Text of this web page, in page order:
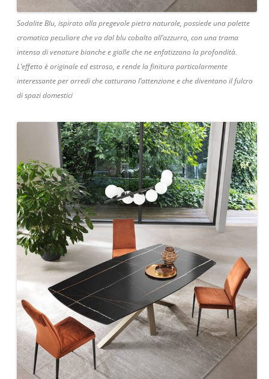
Sodalite Blu, ispirato alla pregevole pietra naturale, possiede una palette
cromatica peculiare che va dal blu cobalto all’azzurro, con una trama
intensa di venature bianche e gialle che ne enfatizzano la profondità.
L’effetto è originale ed estroso, e rende la finitura particolarmente
interessante per arredi che catturano l’attenzione e che diventano il fulcro
di spazi domestici